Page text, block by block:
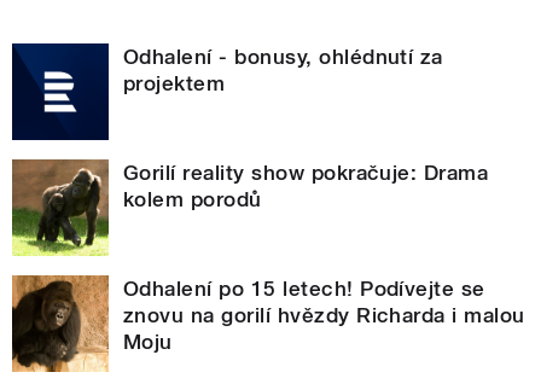
Odhalení - bonusy, ohlédnutí za
projektem
Gorilí reality show pokračuje: Drama
kolem porodů
Odhalení po 15 letech! Podívejte se
znovu na gorilí hvězdy Richarda i malou
Moju